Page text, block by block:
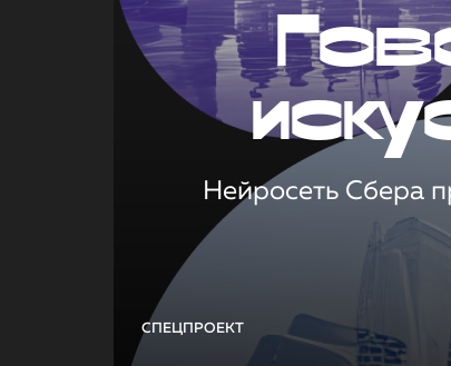
СПЕЦПРОЕКТ
Нейросеть Сбера